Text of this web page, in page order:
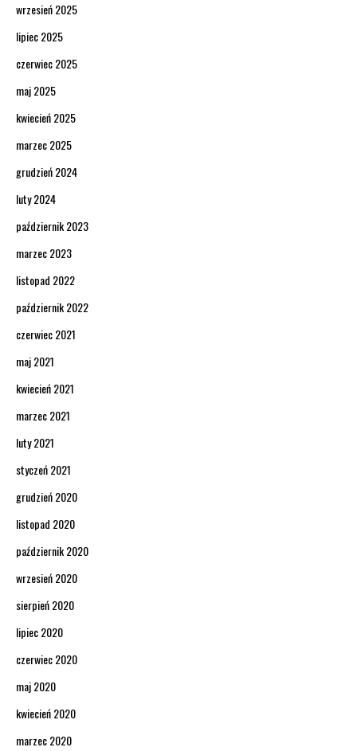
wrzesień 2025
lipiec 2025
czerwiec 2025
maj 2025
kwiecień 2025
marzec 2025
grudzień 2024
luty 2024
październik 2023
marzec 2023
listopad 2022
październik 2022
czerwiec 2021
maj 2021
kwiecień 2021
marzec 2021
luty 2021
styczeń 2021
grudzień 2020
listopad 2020
październik 2020
wrzesień 2020
sierpień 2020
lipiec 2020
czerwiec 2020
maj 2020
kwiecień 2020
marzec 2020